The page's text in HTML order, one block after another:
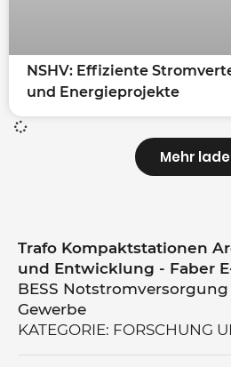
NSHV: Effiziente
und Energieprojekte
Mehr
Trafo Kompaktstationen
und Entwicklung - Faber
BESS
Gewerbe
KATEGORIE: FORSCHUNG